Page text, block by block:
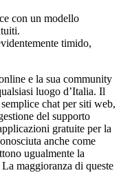
con un modello
timido,
e la sua community
luogo d’Italia. Il
chat per siti web,
del supporto
gratuite per la
anche come
ugualmente la
maggioranza di queste